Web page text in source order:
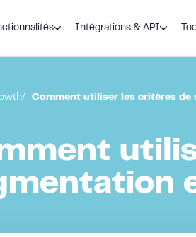
Intégrations & API
Comment utiliser les critères de